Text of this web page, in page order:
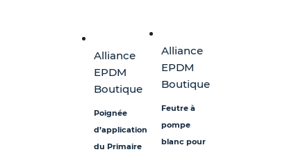
Alliance
EPDM
Boutique
Poignée
d’application
du Primaire
Alliance
EPDM
Boutique
Feutre à
pompe
blanc pour